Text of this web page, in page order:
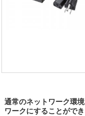
通常のネットワーク環
ワークにすることがで